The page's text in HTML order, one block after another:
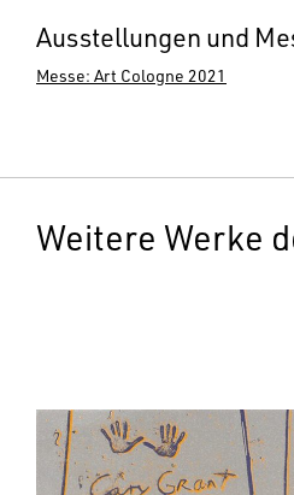
Ausstellungen und
Messe: Art Cologne 2021
Weitere Werke